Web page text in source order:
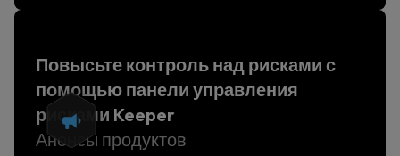
Повысьте контроль над рисками с
помощью панели управления
рисками Keeper
Анонсы продуктов